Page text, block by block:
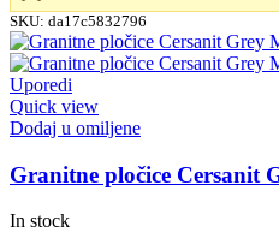
SKU: da17c5832796
Uporedi
Quick view
Dodaj u omiljene
Granitne pločice Cersanit
In stock